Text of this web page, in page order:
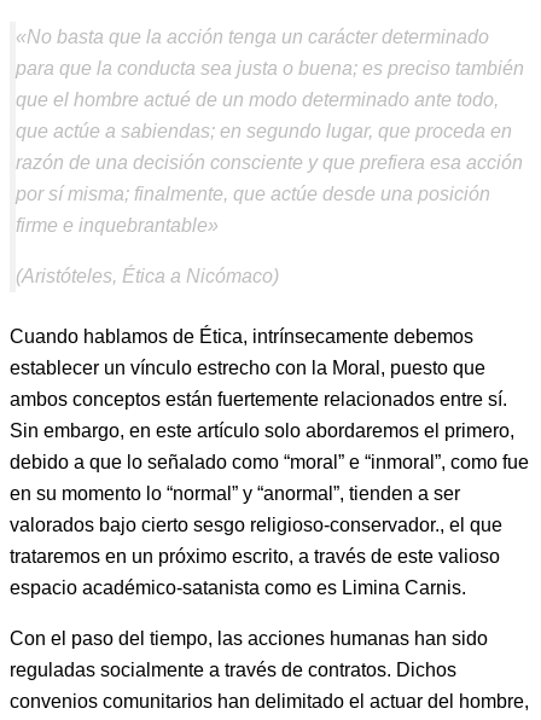
«No basta que la acción tenga un carácter determinado
para que la conducta sea justa o buena; es preciso también
que el hombre actué de un modo determinado ante todo,
que actúe a sabiendas; en segundo lugar, que proceda en
razón de una decisión consciente y que prefiera esa acción
por sí misma; finalmente, que actúe desde una posición
firme e inquebrantable»
(Aristóteles, Ética a Nicómaco)
Cuando hablamos de Ética, intrínsecamente debemos
establecer un vínculo estrecho con la Moral, puesto que
ambos conceptos están fuertemente relacionados entre sí.
Sin embargo, en este artículo solo abordaremos el primero,
debido a que lo señalado como “moral” e “inmoral”, como fue
en su momento lo “normal” y “anormal”, tienden a ser
valorados bajo cierto sesgo religioso-conservador., el que
trataremos en un próximo escrito, a través de este valioso
espacio académico-satanista como es Limina Carnis.
Con el paso del tiempo, las acciones humanas han sido
reguladas socialmente a través de contratos. Dichos
convenios comunitarios han delimitado el actuar del hombre,